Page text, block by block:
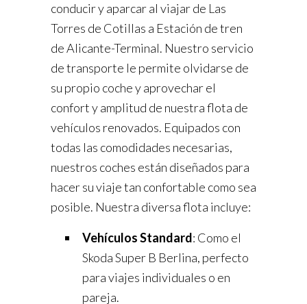
conducir y aparcar al viajar de Las
Torres de Cotillas a Estación de tren
de Alicante-Terminal. Nuestro servicio
de transporte le permite olvidarse de
su propio coche y aprovechar el
confort y amplitud de nuestra flota de
vehículos renovados. Equipados con
todas las comodidades necesarias,
nuestros coches están diseñados para
hacer su viaje tan confortable como sea
posible. Nuestra diversa flota incluye:
Vehículos Standard: Como el
Skoda Super B Berlina, perfecto
para viajes individuales o en
pareja.